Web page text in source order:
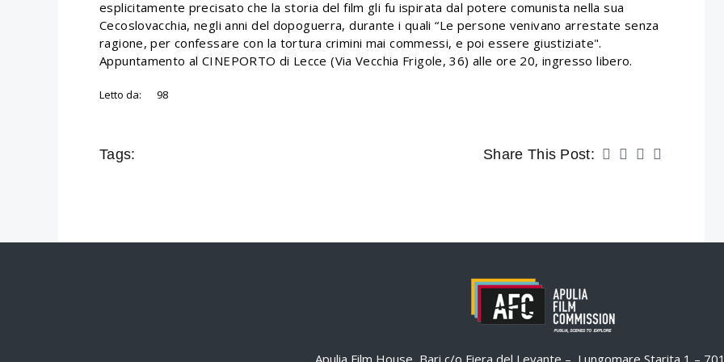
esplicitamente precisato che la storia del film gli fu ispirata dal potere comunista nella sua
Cecoslovacchia, negli anni del dopoguerra, durante i quali “Le persone venivano arrestate senza
ragione, per confessare con la tortura crimini mai commessi, e poi essere giustiziate".
Appuntamento al CINEPORTO di Lecce (Via Vecchia Frigole, 36) alle ore 20, ingresso libero.
Letto da: 98
Tags: Share This Post:
Apulia Film House, Bari c/o Fiera del Levante – Lungomare Starita 1 –